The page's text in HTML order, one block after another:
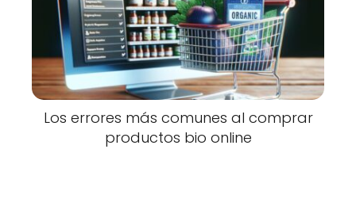
Los errores más comunes al comprar
productos bio online